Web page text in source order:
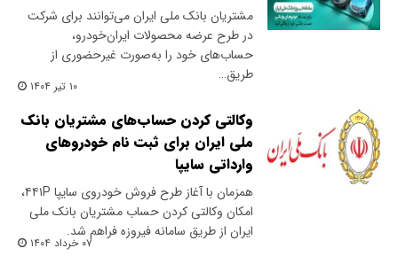
مشتریان بانک ملی ایران می‌توانند برای شرکت
در طرح عرضه محصولات ایران‌خودرو،
حساب‌های خود را به‌صورت غیرحضوری از
طریق…
۱۰ تیر ۱۴۰۴
وکالتی کردن حساب‌های مشتریان بانک
ملی ایران برای ثبت نام خودروهای
وارداتی سایپا
همزمان با آغاز طرح فروش خودروی سایپا ۴۴۱P،
امکان وکالتی کردن حساب مشتریان بانک ملی
ایران از طریق سامانه فیروزه فراهم شد.
۰۷ خرداد ۱۴۰۴